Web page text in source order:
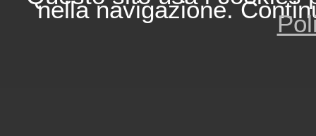
nella navigazione.